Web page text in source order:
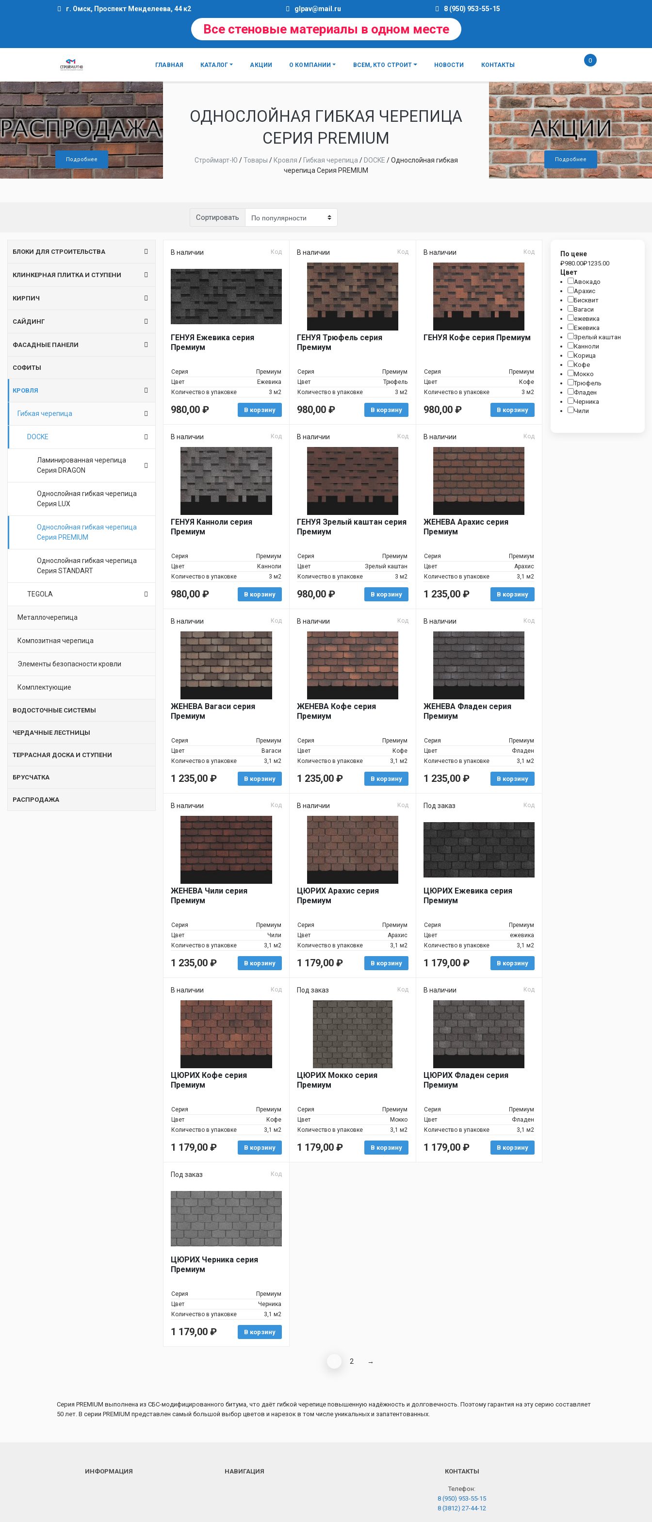
г. Омск, Проспект Менделеева, 44 к2 glpav@mail.ru 8 (950) 953-55-15
Все стеновые материалы в одном месте
ГЛАВНАЯ КАТАЛОГ АКЦИИ О КОМПАНИИ ВСЕМ, КТО СТРОИТ НОВОСТИ КОНТАКТЫ
0
Подробнее
ОДНОСЛОЙНАЯ ГИБКАЯ ЧЕРЕПИЦА
СЕРИЯ PREMIUM
Строймарт-Ю /Товары / Кровля / Гибкая черепица / DOCKE /Однослойная гибкая
черепица Серия PREMIUM
Подробнее
Сортировать
БЛОКИ ДЛЯ СТРОИТЕЛЬСТВА
КЛИНКЕРНАЯ ПЛИТКА И СТУПЕНИ
КИРПИЧ
САЙДИНГ
ФАСАДНЫЕ ПАНЕЛИ
СОФИТЫ
КРОВЛЯ
Гибкая черепица
DOCKE
Ламинированная черепица
Серия DRAGON
Однослойная гибкая черепица
Серия LUX
Однослойная гибкая черепица
Серия PREMIUM
Однослойная гибкая черепица
Серия STANDART
TEGOLA
Металлочерепица
Композитная черепица
Элементы безопасности кровли
Комплектующие
ВОДОСТОЧНЫЕ СИСТЕМЫ
ЧЕРДАЧНЫЕ ЛЕСТНИЦЫ
ТЕРРАСНАЯ ДОСКА И СТУПЕНИ
БРУСЧАТКА
РАСПРОДАЖА
В наличии Код
ГЕНУЯ Ежевика серия
Премиум
Серия
Премиум
Цвет
Ежевика
Количество в упаковке
3 м2
980,00 ₽ В корзину
В наличии Код
ГЕНУЯ Трюфель серия
Премиум
Серия
Премиум
Цвет
Трюфель
Количество в упаковке
3 м2
980,00₽ В корзину
В наличии Код
ГЕНУЯ Кофе серия Премиум
Серия
Премиум
Цвет
Кофе
Количество в упаковке
3 м2
980,00 ₽ В корзину
В наличии Код
ГЕНУЯ Канноли серия
Премиум
Серия
Премиум
Цвет
Канноли
Количество в упаковке
3 м2
980,00 ₽ В корзину
В наличии Код
ГЕНУЯ Зрелый каштан серия
Премиум
Серия
Премиум
Цвет
Зрелый каштан
Количество в упаковке
3 м2
980,00₽ В корзину
В наличии Код
ЖЕНЕВА Арахис серия
Премиум
Серия
Премиум
Цвет
Арахис
Количество в упаковке
3,1 м2
1 235,00 ₽ В корзину
В наличии Код
ЖЕНЕВА Вагаси серия
Премиум
Серия
Премиум
Цвет
Вагаси
Количество в упаковке
3,1 м2
1 235,00 ₽ В корзину
В наличии Код
ЖЕНЕВА Кофе серия
Премиум
Серия
Премиум
Цвет
Кофе
Количество в упаковке
3,1 м2
1 235,00₽ В корзину
В наличии Код
ЖЕНЕВА Фладен серия
Премиум
Серия
Премиум
Цвет
Фладен
Количество в упаковке
3,1 м2
1 235,00 ₽ В корзину
В наличии Код
ЖЕНЕВА Чили серия
Премиум
Серия
Премиум
Цвет
Чили
Количество в упаковке
3,1 м2
1 235,00 ₽ В корзину
В наличии Код
ЦЮРИХ Арахис серия
Премиум
Серия
Премиум
Цвет
Арахис
Количество в упаковке
3,1 м2
1 179,00₽ В корзину
Под заказ Код
ЦЮРИХ Ежевика серия
Премиум
Серия
Премиум
Цвет
ежевика
Количество в упаковке
3,1 м2
1 179,00 ₽ В корзину
В наличии Код
ЦЮРИХ Кофе серия
Премиум
Серия
Премиум
Цвет
Кофе
Количество в упаковке
3,1 м2
1 179,00 ₽ В корзину
Под заказ Код
ЦЮРИХ Мокко серия
Премиум
Серия
Премиум
Цвет
Мокко
Количество в упаковке
3,1 м2
1 179,00₽ В корзину
В наличии Код
ЦЮРИХ Фладен серия
Премиум
Серия
Премиум
Цвет
Фладен
Количество в упаковке
3,1 м2
1 179,00 ₽ В корзину
Под заказ Код
ЦЮРИХ Черника серия
Премиум
Серия
Премиум
Цвет
Черника
Количество в упаковке
3,1 м2
1 179,00 ₽ В корзину
2 →
По цене
₽980.00₽1235.00
Цвет
Авокадо
Арахис
Бисквит
Вагаси
ежевика
Ежевика
Зрелый каштан
Канноли
Корица
Кофе
Мокко
Трюфель
Фладен
Черника
Чили
Серия PREMIUM выполнена из СБС-модифицированного битума, что даёт гибкой черепице повышенную надёжность и долговечность. Поэтому гарантия на эту серию составляет
50 лет. В серии PREMIUM представлен самый большой выбор цветов и нарезок в том числе уникальных и запатентованных.
ИНФОРМАЦИЯ НАВИГАЦИЯ КОНТАКТЫ
Телефон:
8 (950) 953-55-15
8 (3812) 27-44-12